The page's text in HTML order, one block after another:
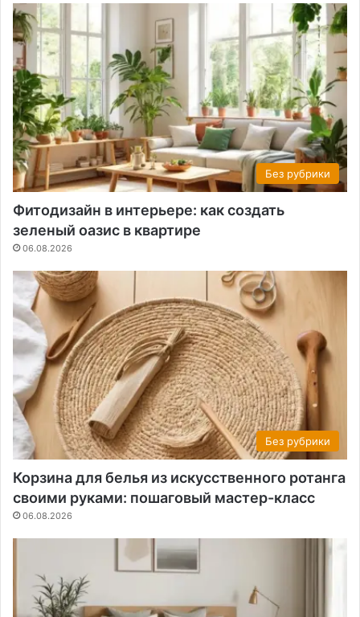
Без рубрики
Фитодизайн в интерьере: как создать
зеленый оазис в квартире
06.08.2026
Без рубрики
Корзина для белья из искусственного ротанга
своими руками: пошаговый мастер-класс
06.08.2026